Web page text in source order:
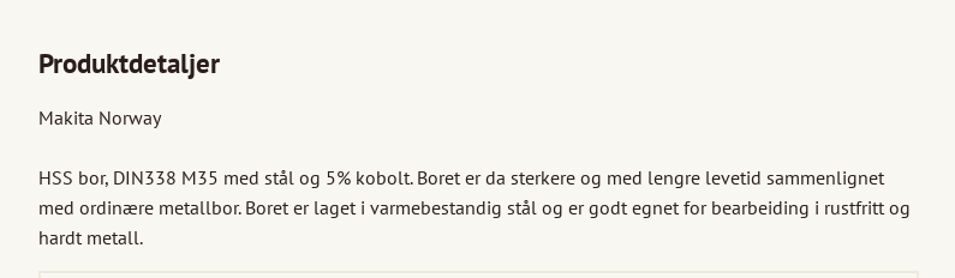
Produktdetaljer
Makita Norway
HSS bor, DIN338 M35 med stål og 5% kobolt. Boret er da sterkere og med lengre levetid sammenlignet
med ordinære metallbor. Boret er laget i varmebestandig stål og er godt egnet for bearbeiding i rustfritt og
hardt metall.